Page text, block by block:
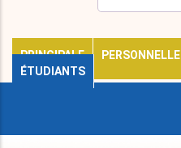
PRINCIPALE
PERSONNELLE
ÉTUDIANTS